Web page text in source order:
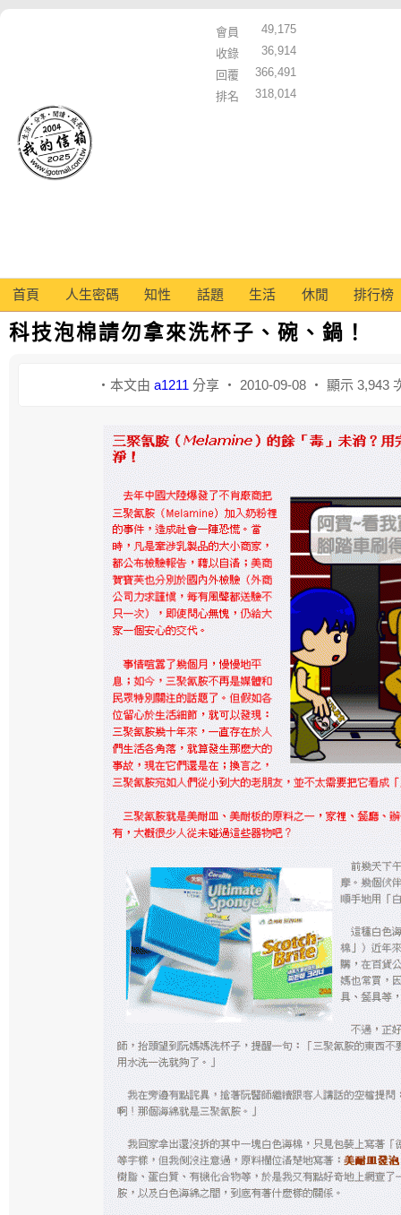
會員
49,175
收錄
36,914
回覆
366,491
排名
318,014
首頁 人生密碼 知性 話題 生活 休閒 排行榜
科技泡棉請勿拿來洗杯子、碗、鍋！
‧本文由a1211 分享 ‧ 2010-09-08 ‧ 顯示